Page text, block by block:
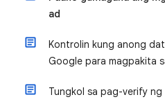
ad
Kontrolin kung anong
Google para magpakita
Tungkol sa pag-verify